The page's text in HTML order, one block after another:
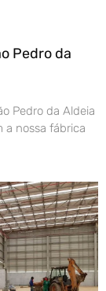
Pedro da
Pedro da Aldeia
a nossa fábrica